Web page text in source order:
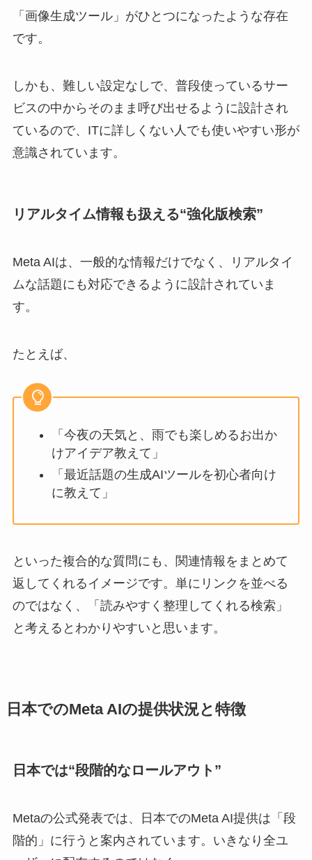
「画像生成ツール」がひとつになったような存在
です。
しかも、難しい設定なしで、普段使っているサー
ビスの中からそのまま呼び出せるように設計され
ているので、ITに詳しくない人でも使いやすい形が
意識されています。
リアルタイム情報も扱える“強化版検索”
Meta AIは、一般的な情報だけでなく、リアルタイ
ムな話題にも対応できるように設計されていま
す。
たとえば、
「今夜の天気と、雨でも楽しめるお出か
けアイデア教えて」
「最近話題の生成AIツールを初心者向け
に教えて」
といった複合的な質問にも、関連情報をまとめて
返してくれるイメージです。単にリンクを並べる
のではなく、「読みやすく整理してくれる検索」
と考えるとわかりやすいと思います。
日本でのMeta AIの提供状況と特徴
日本では“段階的なロールアウト”
Metaの公式発表では、日本でのMeta AI提供は「段
階的」に行うと案内されています。いきなり全ユ